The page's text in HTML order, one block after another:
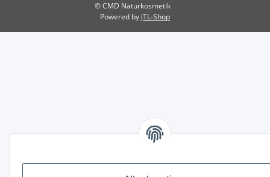
© CMD Naturkosmetik
Powered by JTL-Shop